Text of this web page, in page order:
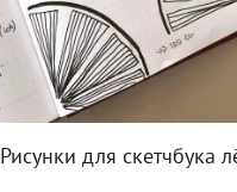
Рисунки для скетчбука